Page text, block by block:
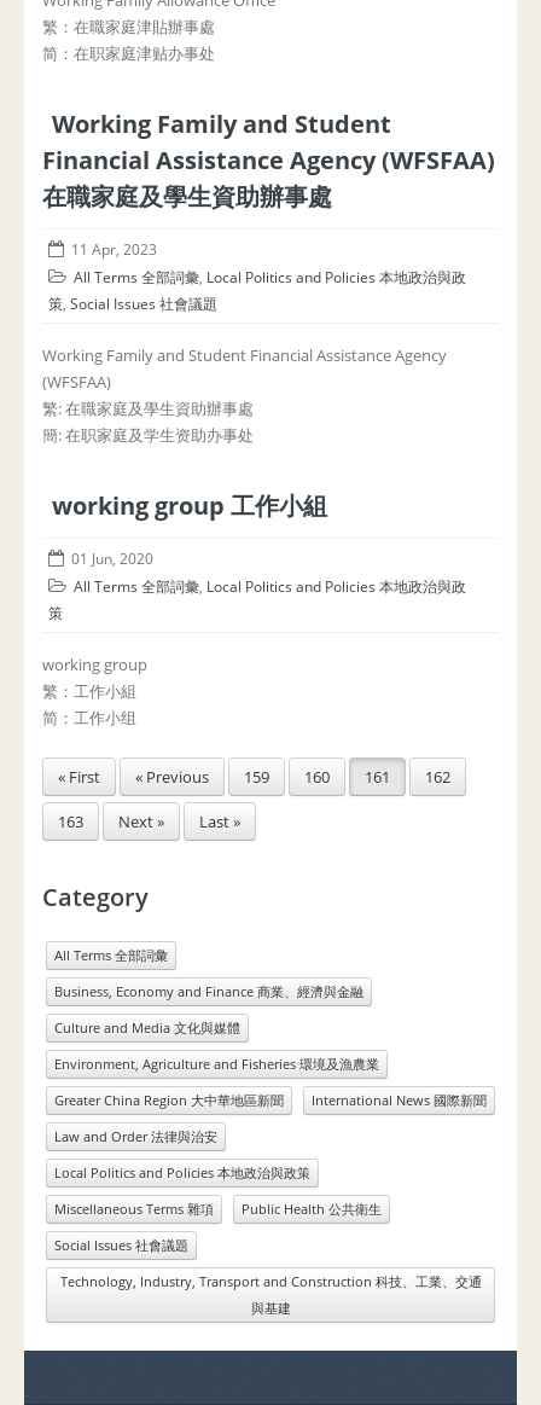
繁：在職家庭津貼辦事處
简：在职家庭津贴办事处
Working Family and Student
Financial Assistance Agency (WFSFAA)
在職家庭及學生資助辦事處
11 Apr, 2023
All Terms 全部詞彙, Local Politics and Policies 本地政治與政
策, Social Issues 社會議題
Working Family and Student Financial Assistance Agency
(WFSFAA)
繁: 在職家庭及學生資助辦事處
簡: 在职家庭及学生资助办事处
working group 工作小組
01 Jun, 2020
All Terms 全部詞彙, Local Politics and Policies 本地政治與政
策
working group
繁：工作小組
简：工作小组
« First « Previous 159 160 161 162
163 Next » Last »
Category
All Terms 全部詞彙
Business, Economy and Finance 商業、經濟與金融
Culture and Media 文化與媒體
Environment, Agriculture and Fisheries 環境及漁農業
Greater China Region 大中華地區新聞
International News 國際新聞
Law and Order 法律與治安
Local Politics and Policies 本地政治與政策
Miscellaneous Terms 雜項
Public Health 公共衛生
Social Issues 社會議題
Technology, Industry, Transport and Construction 科技、工業、交通
與基建